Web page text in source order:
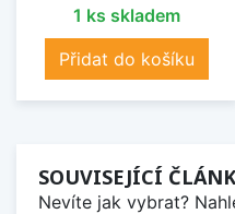
1 ks skladem
Přidat do košíku
SOUVISEJÍCÍ
Nevíte jak vybrat?